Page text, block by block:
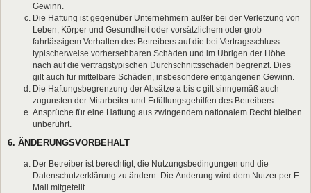
Gewinn.
Die Haftung ist gegenüber Unternehmern außer bei der Verletzung von
Leben, Körper und Gesundheit oder vorsätzlichem oder grob
fahrlässigem Verhalten des Betreibers auf die bei Vertragsschluss
typischerweise vorhersehbaren Schäden und im Übrigen der Höhe
nach auf die vertragstypischen Durchschnittsschäden begrenzt. Dies
gilt auch für mittelbare Schäden, insbesondere entgangenen Gewinn.
Die Haftungsbegrenzung der Absätze a bis c gilt sinngemäß auch
zugunsten der Mitarbeiter und Erfüllungsgehilfen des Betreibers.
Ansprüche für eine Haftung aus zwingendem nationalem Recht bleiben
unberührt.
6. ÄNDERUNGSVORBEHALT
Der Betreiber ist berechtigt, die Nutzungsbedingungen und die
Datenschutzerklärung zu ändern. Die Änderung wird dem Nutzer per E-
Mail mitgeteilt.